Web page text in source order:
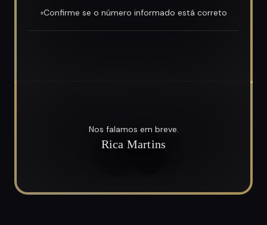
▫️Confirme se o número informado está correto
Nos falamos em breve.
Rica Martins